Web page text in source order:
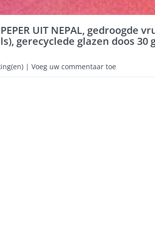
UIT NEPAL, gedroogde
gerecyclede glazen doos 30
| Voeg uw commentaar toe